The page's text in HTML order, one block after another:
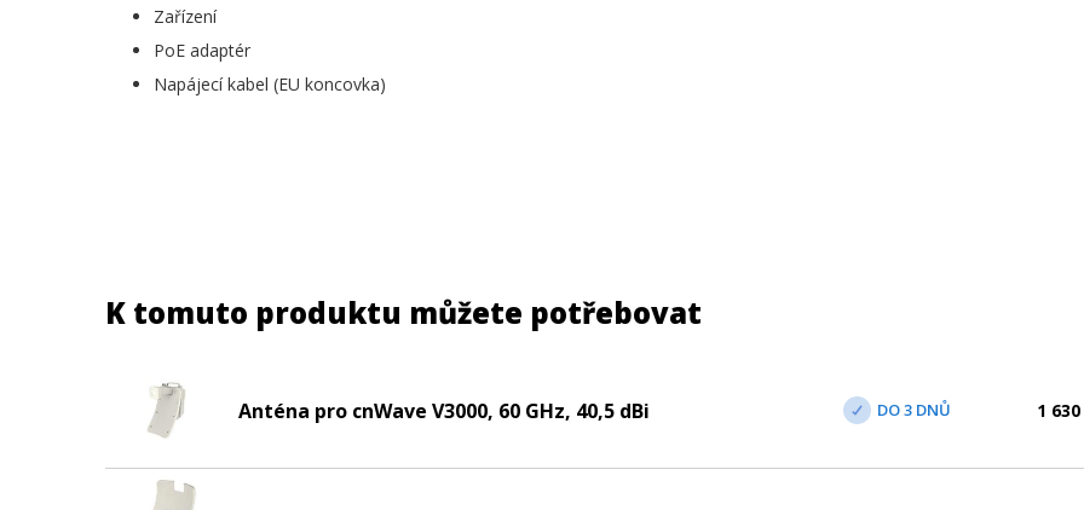
Zařízení
PoE adaptér
Napájecí kabel (EU koncovka)
K tomuto produktu můžete potřebovat
Anténa pro cnWave V3000, 60 GHz, 40,5 dBi DO 3 DNŮ 1 630